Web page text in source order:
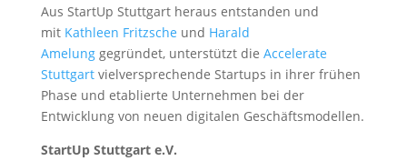
Aus StartUp Stuttgart heraus entstanden und
mit Kathleen Fritzsche und Harald
Amelunggegründet, unterstützt die Accelerate
Stuttgartvielversprechende Startups in ihrer frühen
Phase und etablierte Unternehmen bei der
Entwicklung von neuen digitalen Geschäftsmodellen.
StartUp Stuttgart e.V.